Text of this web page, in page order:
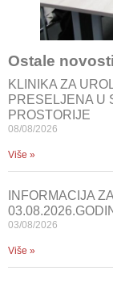
Ostale novosti
KLINIKA ZA
PRESELJENA U
PROSTORIJE
08/08/2026
Više »
INFORMACIJA
03/08/2026
Više »